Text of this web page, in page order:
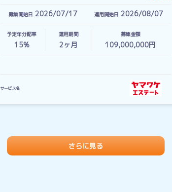
募集開始日 2026/07/17 運用開始日 2026/08/07
予定年分配率
15%
運用期間
2ヶ月
募集金額
109,000,000円
サービス名
さらに見る